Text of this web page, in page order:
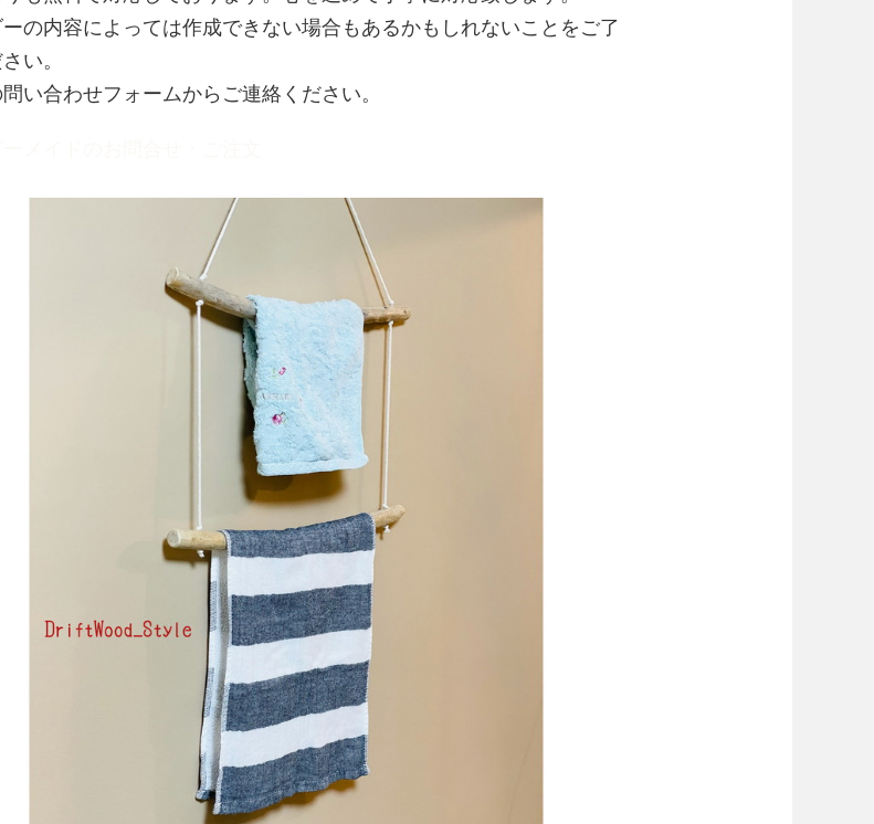
の内容によっては作成できない場合もあるかもしれないことをご了
い。
い合わせフォームからご連絡ください。